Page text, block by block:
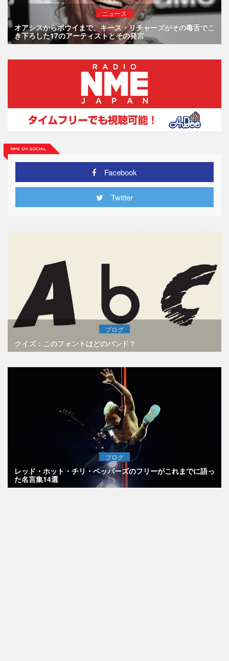
ニュース
オアシスからボウイまで、キース・リチャーズがその毒舌でこ
き下ろした17のアーティストとその発言
Facebook
Twitter
ブログ
クイズ：このフォントはどのバンド？
ブログ
レッド・ホット・チリ・ペッパーズのフリーがこれまでに語っ
た名言集14選